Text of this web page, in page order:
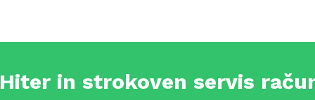
Hiter in strokoven servis